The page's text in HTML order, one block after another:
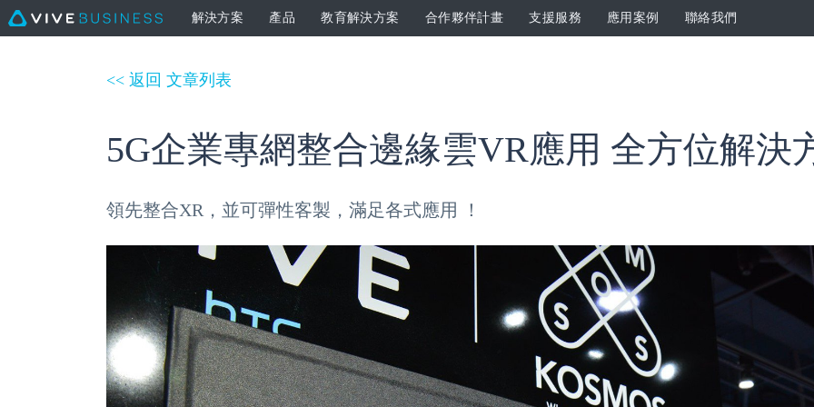
解決方案 產品 教育解決方案 合作夥伴計畫 支援服務 應用案例 聯絡我們
<< 返回 文章列表
5G企業專網整合邊緣雲VR應用 全方位解決
領先整合XR，並可彈性客製，滿足各式應用 ！